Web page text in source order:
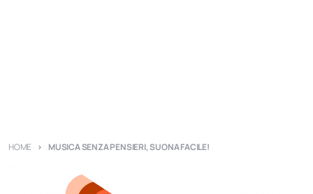
HOME MUSICA SENZA PENSIERI, SUONA FACILE!